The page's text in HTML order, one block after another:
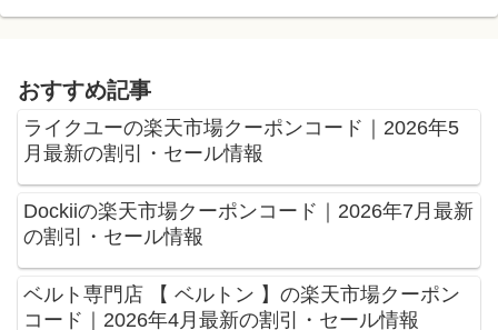
おすすめ記事
ライクユーの楽天市場クーポンコード｜2026年5
月最新の割引・セール情報
Dockiiの楽天市場クーポンコード｜2026年7月最新
の割引・セール情報
ベルト専門店 【 ベルトン 】の楽天市場クーポン
コード｜2026年4月最新の割引・セール情報